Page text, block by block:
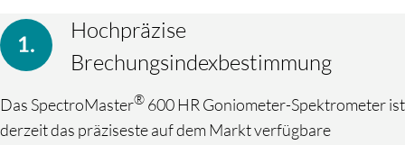
Hochpräzise
Brechungsindexbestimmung
Das SpectroMaster® 600 HR Goniometer-Spektrometer ist
derzeit das präziseste auf dem Markt verfügbare